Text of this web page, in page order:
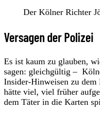
Der Kölner Richter
Versagen der Polizei
Es ist kaum zu glauben,
sagen: gleichgültig –
Insider-Hinweisen zu
hätte viel, viel früher
dem Täter in die Karten